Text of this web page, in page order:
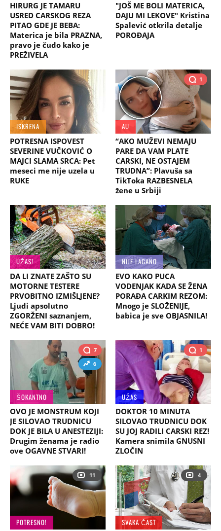
HIRURG JE TAMARU
USRED CARSKOG REZA
PITAO GDE JE BEBA:
Materica je bila PRAZNA,
pravo je čudo kako je
PREŽIVELA
"JOŠ ME BOLI MATERICA,
DAJU MI LEKOVE" Kristina
Spalević otkrila detalje
POROĐAJA
ISKRENA
POTRESNA ISPOVEST
SEVERINE VUČKOVIĆ O
MAJCI SLAMA SRCA: Pet
meseci me nije uzela u
RUKE
1
AU
“AKO MUŽEVI NEMAJU
PARE DA VAM PLATE
CARSKI, NE OSTAJEM
TRUDNA”: Plavuša sa
TikToka RAZBESNELA
žene u Srbiji
UŽAS!
DA LI ZNATE ZAŠTO SU
MOTORNE TESTERE
PRVOBITNO IZMIŠLJENE?
Ljudi apsolutno
ZGORŽENI saznanjem,
NEĆE VAM BITI DOBRO!
NIJE LAGANO
EVO KAKO PUCA
VODENJAK KADA SE ŽENA
PORAĐA CARKIM REZOM:
Mnogo je SLOŽENIJE,
babica je sve OBJASNILA!
7
6
ŠOKANTNO
OVO JE MONSTRUM KOJI
JE SILOVAO TRUDNICU
DOK JE BILA U ANESTEZIJI:
Drugim ženama je radio
ove OGAVNE STVARI!
1
UŽAS
DOKTOR 10 MINUTA
SILOVAO TRUDNICU DOK
SU JOJ RADILI CARSKI REZ!
Kamera snimila GNUSNI
ZLOČIN
11
POTRESNO!
4
SVAKA ČAST